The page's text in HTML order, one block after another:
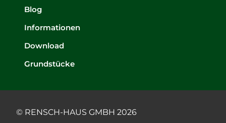
Blog
Informationen
Download
Grundstücke
© RENSCH-HAUS GMBH 2026